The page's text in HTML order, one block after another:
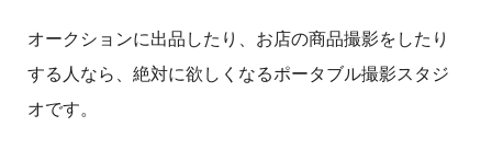
オークションに出品したり、お店の商品撮影をしたり
する人なら、絶対に欲しくなるポータブル撮影スタジ
オです。